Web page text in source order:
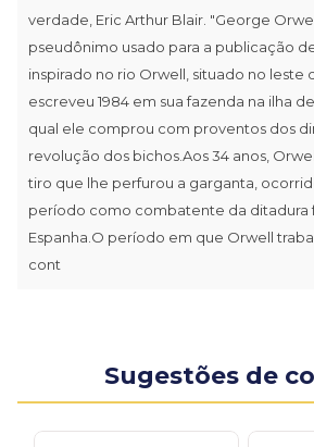
verdade, Eric Arthur Blair. "George
pseudônimo usado para a publicação
inspirado no rio Orwell, situado no leste
escreveu 1984 em sua fazenda na ilha
qual ele comprou com proventos dos
revolução dos bichos.Aos 34 anos,
tiro que lhe perfurou a garganta,
período como combatente da ditadura
Espanha.O período em que Orwell
cont
Sugestões de